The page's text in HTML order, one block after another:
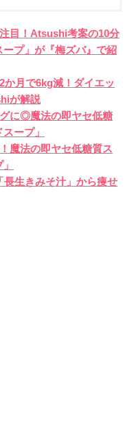
目！Atsushi考案の10分
プ」が『梅ズバ』で紹
か月で6kg減！ダイエッ
が解説
に◎魔法の即ヤセ低糖
ープ」
魔法の即ヤセ低糖質ス
生きみそ汁」から痩せ